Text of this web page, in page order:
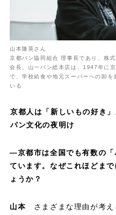
山本隆英さん
京都パン協同組合 理事長であり、株
会長。山一パン総本店は、1947年に
で、学校給食や地元スーパーへの卸
いる
京都人は「新しいもの好き
パン文化の夜明け
—京都市は全国でも有数の
ています。なぜこれほどま
ょうか？
山本
さまざまな理由が考